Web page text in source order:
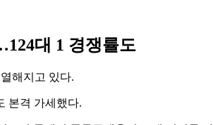
대 1 경쟁률도
해지고 있다.
본격 가세했다.